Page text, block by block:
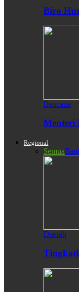
Biro
Bencana
Menteri
Regional
Semua
Daerah